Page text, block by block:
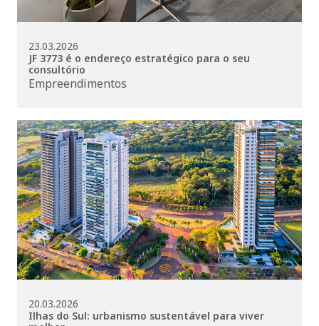
23.03.2026
JF 3773 é o endereço estratégico para o seu
consultório
Empreendimentos
20.03.2026
Ilhas do Sul: urbanismo sustentável para viver